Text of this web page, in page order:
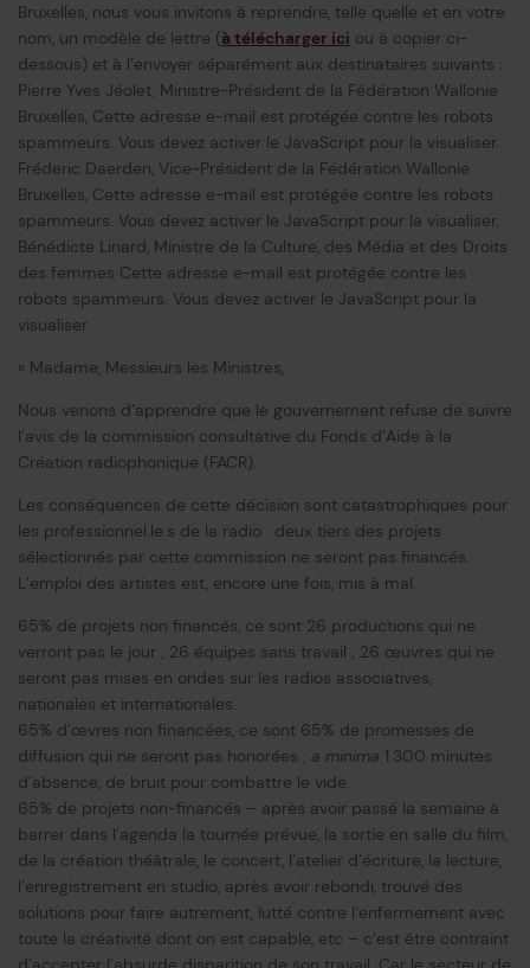
Bruxelles, nous vous invitons à reprendre, telle quelle et en votre
nom, un modèle de lettre (à télécharger ici ou à copier ci-
dessous) et à l’envoyer séparément aux destinataires suivants :
Pierre Yves Jéolet, Ministre-Président de la Fédération Wallonie
Bruxelles, Cette adresse e-mail est protégée contre les robots
spammeurs. Vous devez activer le JavaScript pour la visualiser.
Fréderic Daerden, Vice-Président de la Fédération Wallonie
Bruxelles, Cette adresse e-mail est protégée contre les robots
spammeurs. Vous devez activer le JavaScript pour la visualiser.
Bénédicte Linard, Ministre de la Culture, des Média et des Droits
des femmes Cette adresse e-mail est protégée contre les
robots spammeurs. Vous devez activer le JavaScript pour la
visualiser.
« Madame, Messieurs les Ministres,
Nous venons d’apprendre que le gouvernement refuse de suivre
l’avis de la commission consultative du Fonds d’Aide à la
Création radiophonique (FACR).
Les conséquences de cette décision sont catastrophiques pour
les professionnel.le.s de la radio : deux tiers des projets
sélectionnés par cette commission ne seront pas financés.
L’emploi des artistes est, encore une fois, mis à mal.
65% de projets non financés, ce sont 26 productions qui ne
verront pas le jour ; 26 équipes sans travail ; 26 œuvres qui ne
seront pas mises en ondes sur les radios associatives,
nationales et internationales.
65% d’œvres non financées, ce sont 65% de promesses de
diffusion qui ne seront pas honorées ; a minima 1.300 minutes
d’absence, de bruit pour combattre le vide.
65% de projets non-financés – après avoir passé la semaine à
barrer dans l’agenda la tournée prévue, la sortie en salle du film,
de la création théâtrale, le concert, l’atelier d’écriture, la lecture,
l’enregistrement en studio, après avoir rebondi, trouvé des
solutions pour faire autrement, lutté contre l’enfermement avec
toute la créativité dont on est capable, etc – c’est être contraint